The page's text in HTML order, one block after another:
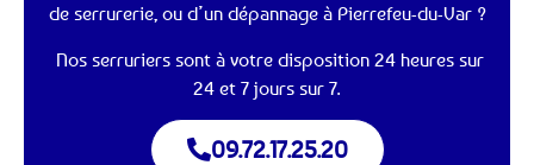
de serrurerie, ou d’un dépannage à Pierrefeu-du-Var ?
Nos serruriers sont à votre disposition 24 heures sur
24 et 7 jours sur 7.
09.72.17.25.20